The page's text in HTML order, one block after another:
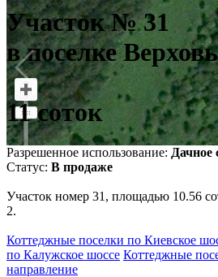
Участок № 31
в поселке
11 соток
Разрешенное использование: Дачное
Статус: В продаже
Участок номер 31, площадью 10.56
2.
Коттеджные поселки по Киевское
по Калужское шоссе Коттеджные
направление